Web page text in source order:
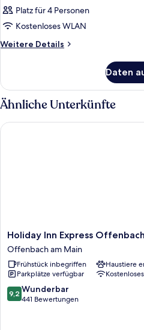
Platz für 4 Personen
Kostenloses WLAN
Weitere Details
Weitere
Daten
Ähnliche Unterkünfte
Holiday
Inn
Express
Offenbach
by
IHG
Offenbach
Holiday Inn Express
Offenbach am Main
Frühstück inbegriffen
Haustiere
Parkplätze verfügbar
9.2
von
9,2 Wunderbar
441 Bewertungen
Holiday Inn Express Offenbach by